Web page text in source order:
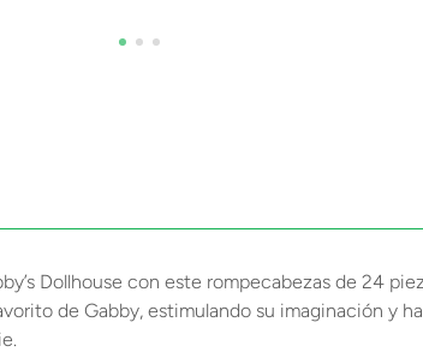
Dollhouse con este rompecabezas de 24
de Gabby, estimulando su imaginación y